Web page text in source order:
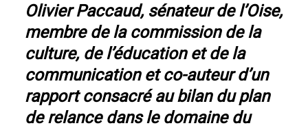
Olivier Paccaud, sénateur de l’Oise,
membre de la commission de la
culture, de l’éducation et de la
communication et co-auteur d’un
rapport consacré au bilan du plan
de relance dans le domaine du